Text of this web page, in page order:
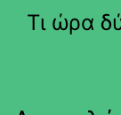
Τι ώρα